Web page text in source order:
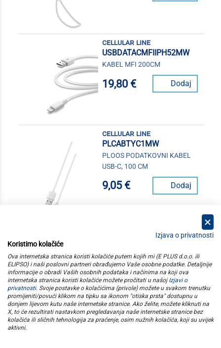
cellular line
USBDATACMFIIPH52MW
KABEL MFI 200CM
19,80 € Dodaj
cellular line
PLCABTYC1MW
PLOOS PODATKOVNI KABEL
USB-C, 100 CM
9,05 € Dodaj
kategorije
elipso
informacije
pratite nas
Izjava o privatnosti
Koristimo kolačiće
Ova internetska stranica koristi kolačiće putem kojih mi (E PLUS d.o.o. ili
ELIPSO) i naši poslovni partneri obrađujemo Vaše osobne podatke. Detaljnije
informacije o obradi Vaših osobnih podataka i načinima na koji ova
internetska stranica koristi kolačiće možete pročitati u našoj Izjavi o
privatnosti. Svoje postavke o kolačićima (privole) možete u svakom trenutku
promijeniti/povući klikom na tipku sa ikonom "otiska prsta" dostupnu u
donjem lijevom kutu naše internetske stranice. Ako želite, možete kliknuti na
X, to će rezultirati nastavkom pregledavanja naše internetske stranice bez
kolačića ili sličnih tehnologija za praćenje, osim nužnih kolačića, koji su uvijek
aktivni.